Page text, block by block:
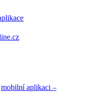
mobilní aplikaci –